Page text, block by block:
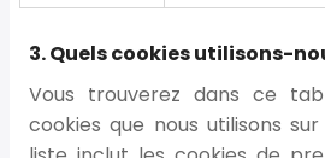
3. Quels cookies utilisons-
Vous trouverez dans ce
cookies que nous utilisons